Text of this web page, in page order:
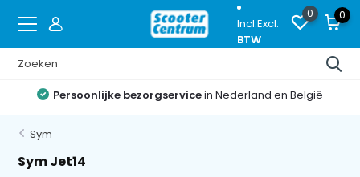
Incl.Excl.
BTW
0 0
Persoonlijke bezorgservicein Nederland en België
Sym
Sym Jet14